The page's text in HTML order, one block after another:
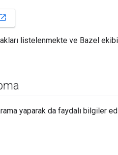
listelenmekte ve Bazel
yaparak da faydalı bilgiler